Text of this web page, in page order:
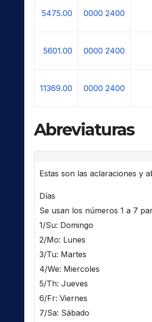
5475.00 0000 2400
5601.00 0000 2400
11369.00 0000 2400
Abreviaturas
Estas son las aclaraciones y
Días
Se usan los números 1 a 7
1/Su: Domingo
2/Mo: Lunes
3/Tu: Martes
4/We: Miercoles
5/Th: Jueves
6/Fr: Viernes
7/Sa: Sábado